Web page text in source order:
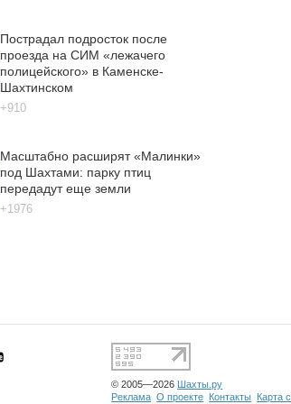
Пострадал подросток после
проезда на СИМ «лежачего
полицейского» в Каменске-
Шахтинском
+910
Масштабно расширят «Малинки»
под Шахтами: парку птиц
передадут еще земли
+1976
© 2005—2026
Шахты.ру
Реклама О проекте Контакты Карта